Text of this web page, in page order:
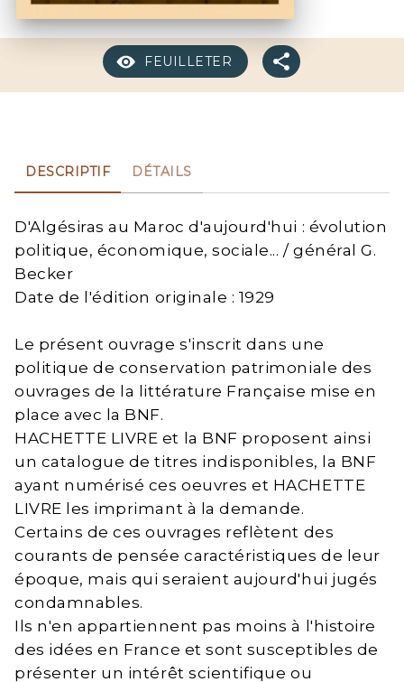
FEUILLETER
DESCRIPTIF DÉTAILS
D'Algésiras au Maroc d'aujourd'hui : évolution
politique, économique, sociale... / général G.
Becker
Date de l'édition originale : 1929
Le présent ouvrage s'inscrit dans une
politique de conservation patrimoniale des
ouvrages de la littérature Française mise en
place avec la BNF.
HACHETTE LIVRE et la BNF proposent ainsi
un catalogue de titres indisponibles, la BNF
ayant numérisé ces oeuvres et HACHETTE
LIVRE les imprimant à la demande.
Certains de ces ouvrages reflètent des
courants de pensée caractéristiques de leur
époque, mais qui seraient aujourd'hui jugés
condamnables.
Ils n'en appartiennent pas moins à l'histoire
des idées en France et sont susceptibles de
présenter un intérêt scientifique ou